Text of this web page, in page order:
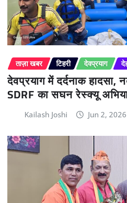
ताज़ा खबर टिहरी देवप्रयाग
देवप्रयाग में दर्दनाक हादसा,
SDRF का सघन रेस्क्यू
Kailash Joshi Jun 2, 2026